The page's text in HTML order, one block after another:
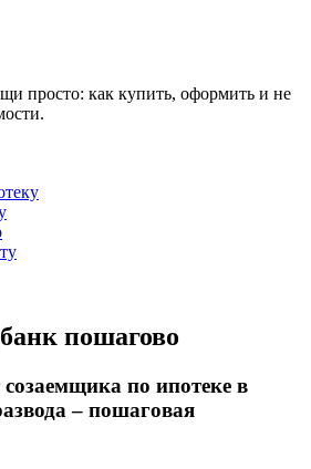
просто: как купить, оформить и не
пошагово
по ипотеке в
– пошаговая